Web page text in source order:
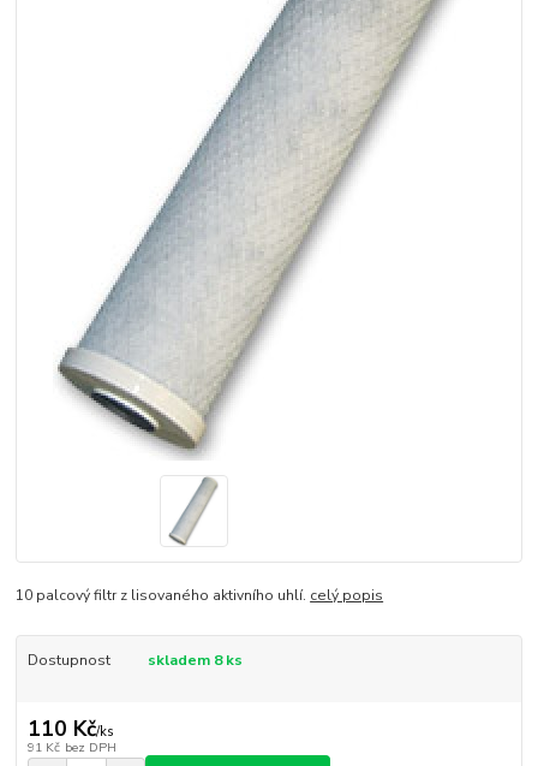
10 palcový filtr z lisovaného aktivního uhlí. celý popis
Dostupnost skladem 8 ks
110 Kč/ks
91 Kč bez DPH